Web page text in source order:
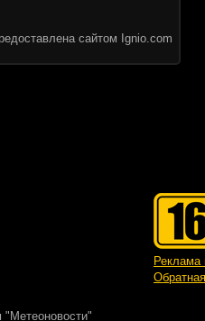
сайтом Ignio.com
Реклама